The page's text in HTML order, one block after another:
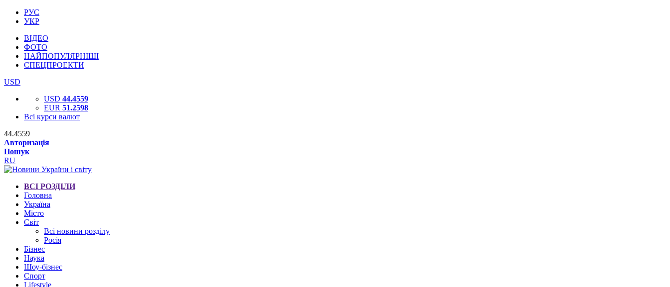
РУС
УКР
ВІДЕО
ФОТО
НАЙПОПУЛЯРНІШІ
СПЕЦПРОЕКТИ
USD
USD 44.4559
EUR 51.2598
Всі курси валют
44.4559
Авторизація
Пошук
RU
ВСІ РОЗДІЛИ
Головна
Україна
Місто
Світ
Всі новини розділу
Росія
Бізнес
Наука
Шоу-бізнес
Спорт
Lifestyle